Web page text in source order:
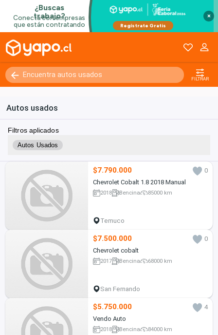
×
FILTRAR
Autos usados
Filtros aplicados
Autos Usados
$7.790.000
0
Chevrolet Cobalt 1.8 2018 Manual
2018 Bencina 85000 km
Temuco
$7.500.000
0
Chevrolet cobalt
2017 Bencina 68000 km
San Fernando
$5.750.000
4
Vendo Auto
2018 Bencina 84000 km